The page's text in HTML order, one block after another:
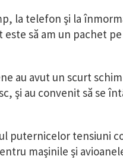
la telefon şi la
să am un pachet pe
au avut un scurt
şi au convenit să se
puternicelor tensiuni
maşinile şi